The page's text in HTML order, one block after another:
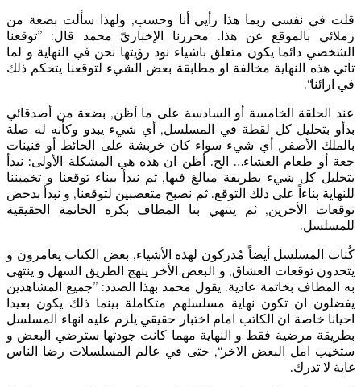
قلت في نفسي ربما هذا رأيي أنا وحسب, ولهذا سألت بضعة من
زملائي بالموقع عن هذا. محررنا الإخباريّ محمد قال: ”توقعنا
الشخصي دائما يكون متعلق باشياء نود رؤيتها نحن في النهاية و لما
تاتي هذه النهاية مخالفة او مطابقة بعض الشيء لتوقعنا يتحكم ذلك
في ارائنا“.
عند الحلقة الخامسة أو السادسة على ما أظن, بضعة من أصدقائي
بدأو بتحليل كل لقطة في المسلسل, أي شيء يبدو وكأنه له صلة
بالملك الأصفر, أي شيء سواء كان خربشة على الحائط أو قنينات
جعة أو طعام العشاء… الخ. أظن ان هذه هي المشكلة الأولى: نبدأ
بتحليل كل شيء بطريقة مبالغ فيها, ثم نبدأ ببناء توقعنا و تخميننا
للنهاية بناءاً على ذلك التوقع. ثم نصبح متعصبين لتوقعنا, و نبدأ بدحض
توقعات الأخرين, ثم ينتهي بنا المطاف بكره الخاتمة الحقيقية
للمسلسل.
كُتاب المسلسل أيضاً مُدركون لهذه الأشياء, بعض الكتاب يغامرون و
يتحدون توقعات العشاق, و البعض الأخر ينهج الطريق السهل و ينتهي
به المطاف بخاتمة عادية. يقول محمد بهذا الصدد: ”جميع المشاهدين
يفضلون ان تكون نهاية مسلسلهم متكاملة بينما ذلك يكون بعيدا
احيانا خاصة ان الكاتب امام اختبار حقيقي يلزم عليه انهاء المسلسل
بطريقة مرضية فقط و النهاية مهما كانت جودتها سترضي البعض و
ستخيب امل البعض الاخر“, حتى في عالم المسلسلات رضا الناس
غاية لا تدرك.